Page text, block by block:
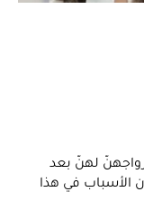
لهنّ بعد
الأسباب في هذا